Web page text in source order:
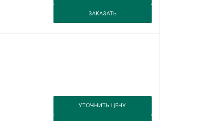
ЗАКАЗАТЬ
УТОЧНИТЬ ЦЕНУ